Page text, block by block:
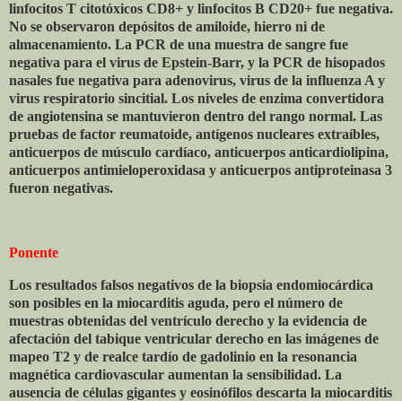
linfocitos T citotóxicos CD8+ y linfocitos B CD20+ fue negativa.
No se observaron depósitos de amiloide, hierro ni de
almacenamiento. La PCR de una muestra de sangre fue
negativa para el virus de Epstein-Barr, y la PCR de hisopados
nasales fue negativa para adenovirus, virus de la influenza A y
virus respiratorio sincitial. Los niveles de enzima convertidora
de angiotensina se mantuvieron dentro del rango normal. Las
pruebas de factor reumatoide, antígenos nucleares extraíbles,
anticuerpos de músculo cardíaco, anticuerpos anticardiolipina,
anticuerpos antimieloperoxidasa y anticuerpos antiproteinasa 3
fueron negativas.
Ponente
Los resultados falsos negativos de la biopsia endomiocárdica
son posibles en la miocarditis aguda, pero el número de
muestras obtenidas del ventrículo derecho y la evidencia de
afectación del tabique ventricular derecho en las imágenes de
mapeo T2 y de realce tardío de gadolinio en la resonancia
magnética cardiovascular aumentan la sensibilidad. La
ausencia de células gigantes y eosinófilos descarta la miocarditis